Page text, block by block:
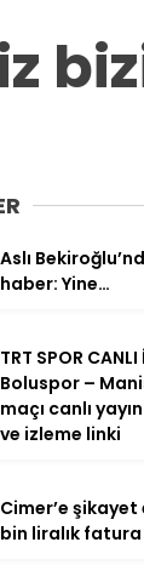
Aslı
haber: Yine…
TRT SPOR CANLI
Boluspor –
maçı canlı
ve izleme linki
Cimer’e şikayet
bin liralık